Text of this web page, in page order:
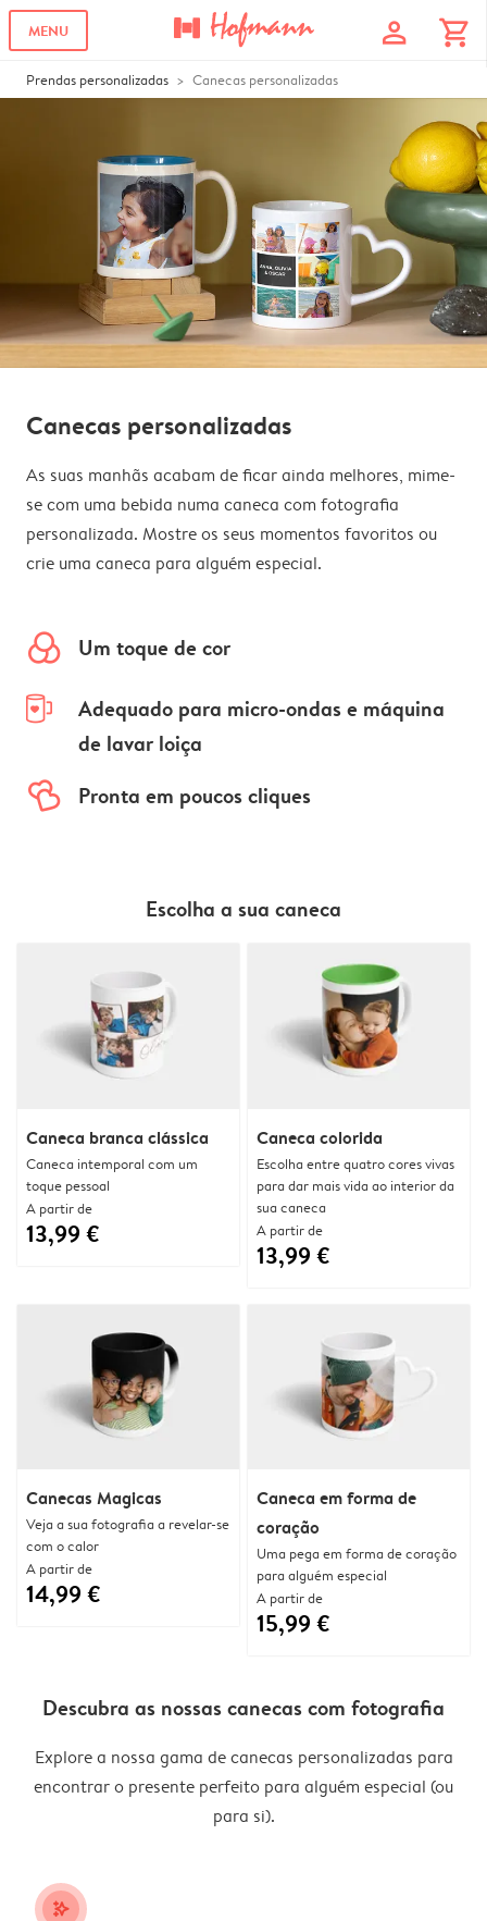
MENU profile shopping_cart
Prendas personalizadas Canecas personalizadas
Canecas personalizadas
As suas manhãs acabam de ficar ainda melhores, mime-
se com uma bebida numa caneca com fotografia
personalizada. Mostre os seus momentos favoritos ou
crie uma caneca para alguém especial.
colors Um toque de cor
mug-empty
Adequado para micro-ondas e máquina
de lavar loiça
hearts Pronta em poucos cliques
Escolha a sua caneca
Caneca branca clássica
Caneca intemporal com um
toque pessoal
A partir de
13,99 €
Caneca colorida
Escolha entre quatro cores vivas
para dar mais vida ao interior da
sua caneca
A partir de
13,99 €
Canecas Magicas
Veja a sua fotografia a revelar-se
com o calor
A partir de
14,99 €
Caneca em forma de
coração
Uma pega em forma de coração
para alguém especial
A partir de
15,99 €
Descubra as nossas canecas com fotografia
Explore a nossa gama de canecas personalizadas para
encontrar o presente perfeito para alguém especial (ou
para si).
stars_plus